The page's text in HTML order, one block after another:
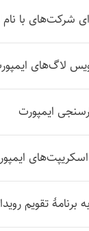
شرکت‌های با نام
لاگ‌های
ایمپورت
تقویم